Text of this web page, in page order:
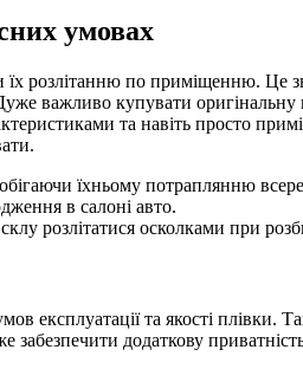
умовах
їх розлітанню по приміщенню. Це
важливо купувати оригінальну
та навіть просто
їхньому потраплянню
в салоні авто.
розлітатися осколками при
експлуатації та якості плівки.
забезпечити додаткову